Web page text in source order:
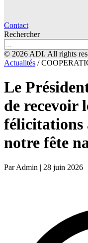
Contact
Rechercher
© 2026 ADI. All rights
Actualités /
Le
de recevoir
félicitations
notre fête
Par Admin | 28 juin 2026